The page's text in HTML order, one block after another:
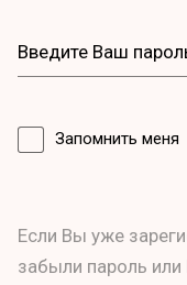
Запомнить меня
Если Вы уже
забыли пароль